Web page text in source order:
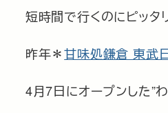
短時間で行くのにピッタ
昨年＊甘味処鎌倉 東武
4月7日にオープンした”